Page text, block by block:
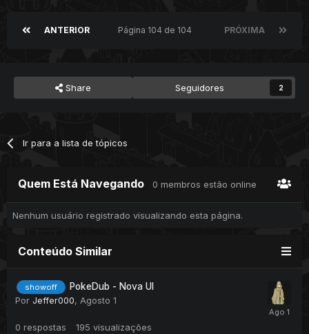
ANTERIOR PRÓXIMA
Página 104 de 104
Share Seguidores 2
Ir para a lista de tópicos
Quem Está Navegando 0 membros estão online
Nenhum usuário registrado visualizando esta página.
Conteúdo Similar
showoff
PokeDub - Nova UI
Por Jeffer000, Agosto 1
0 respostas 195 visualizações